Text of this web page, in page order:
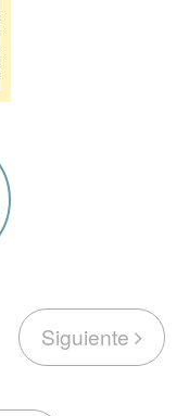
Siguiente